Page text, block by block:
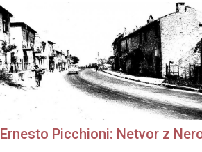
Ernesto Picchioni: Netvor z